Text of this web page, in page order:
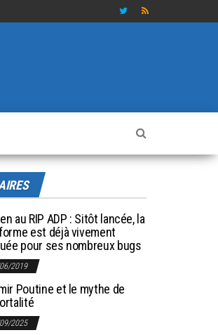
au RIP ADP : Sitôt lancée, la
est déjà vivement
pour ses nombreux bugs
2019
Poutine et le mythe de
2025